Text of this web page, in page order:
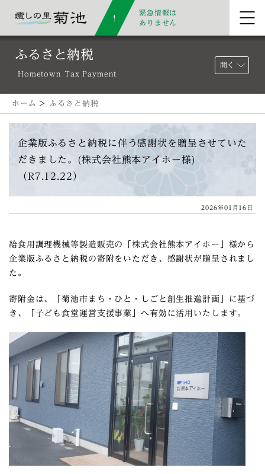
緊急情報は
ありません
ふるさと納税
Hometown Tax Payment
開く
ホーム > ふるさと納税
企業版ふるさと納税に伴う感謝状を贈呈させていた
だきました。(株式会社熊本アイホー様)
（R7.12.22）
2026年01月16日
給食用調理機械等製造販売の「株式会社熊本アイホー」様から
企業版ふるさと納税の寄附をいただき、感謝状が贈呈されまし
た。
寄附金は、「菊池市まち・ひと・しごと創生推進計画」に基づ
き、「子ども食堂運営支援事業」へ有効に活用いたします。